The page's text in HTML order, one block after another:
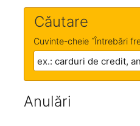
Căutare
Cuvinte-cheie ˝Întrebări
Anulări